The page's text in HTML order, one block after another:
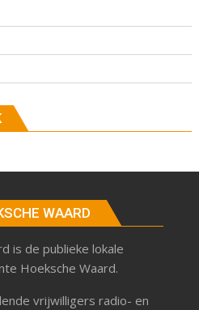
WAARD
is de publieke lokale
Hoeksche Waard.
vrijwilligers radio- en